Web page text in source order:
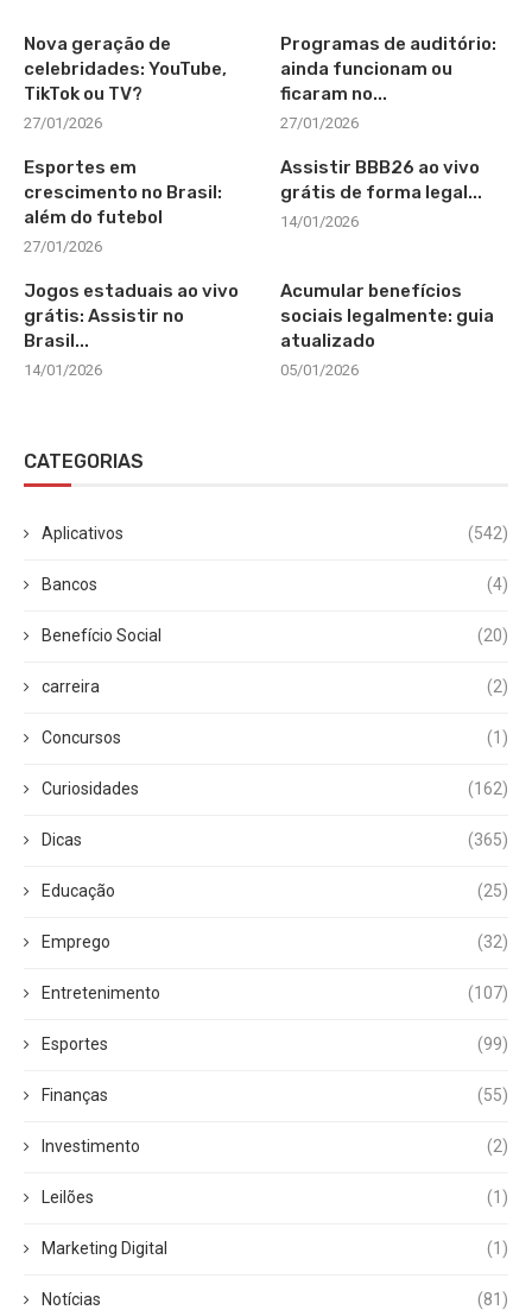
Nova geração de
celebridades: YouTube,
TikTok ou TV?
27/01/2026
Programas de auditório:
ainda funcionam ou
ficaram no...
27/01/2026
Esportes em
crescimento no Brasil:
além do futebol
27/01/2026
Assistir BBB26 ao vivo
grátis de forma legal...
14/01/2026
Jogos estaduais ao vivo
grátis: Assistir no
Brasil...
14/01/2026
Acumular benefícios
sociais legalmente: guia
atualizado
05/01/2026
CATEGORIAS
Aplicativos (542)
Bancos (4)
Benefício Social (20)
carreira (2)
Concursos (1)
Curiosidades (162)
Dicas (365)
Educação (25)
Emprego (32)
Entretenimento (107)
Esportes (99)
Finanças (55)
Investimento (2)
Leilões (1)
Marketing Digital (1)
Notícias (81)